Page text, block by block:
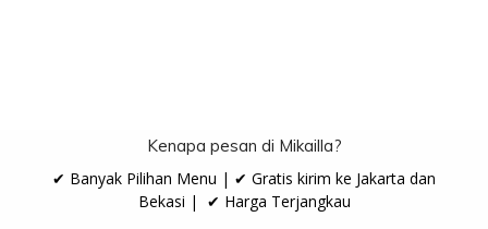
Kenapa pesan di Mikailla?
✔ Banyak Pilihan Menu | ✔ Gratis kirim ke Jakarta dan
Bekasi | ✔ Harga Terjangkau